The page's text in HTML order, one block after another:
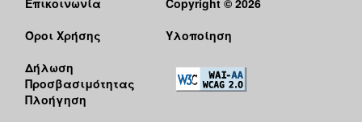
Όροι Χρήσης
Δήλωση
Προσβασιμότητας
Πλοήγηση
Υλοποίηση